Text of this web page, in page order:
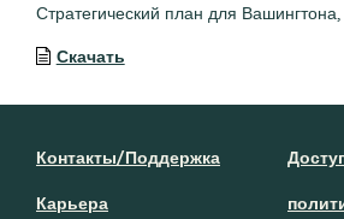
Стратегический план для
Скачать
Контакты/Поддержка
Карьера